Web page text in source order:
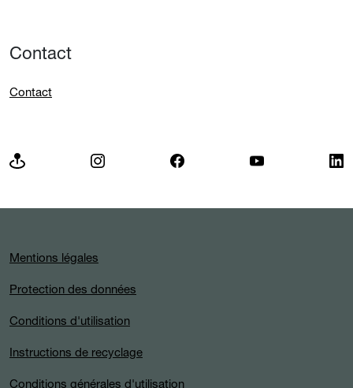
Contact
Contact
Mentions légales
Protection des données
Conditions d'utilisation
Instructions de recyclage
Conditions générales d'utilisation